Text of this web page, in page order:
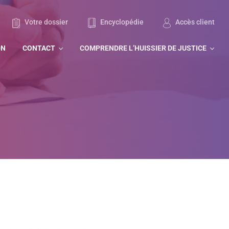
Votre dossier Encyclopédie Accès client
CONTACT COMPRENDRE L’HUISSIER DE JUSTICE